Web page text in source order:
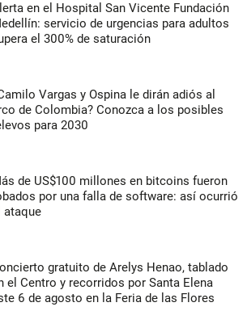
en el Hospital San Vicente Fundación
servicio de urgencias para adultos
el 300% de saturación
Vargas y Ospina le dirán adiós al
de Colombia? Conozca a los posibles
para 2030
de US$100 millones en bitcoins fueron
por una falla de software: así ocurrió
ataque
gratuito de Arelys Henao, tablado
el Centro y recorridos por Santa Elena
6 de agosto en la Feria de las Flores